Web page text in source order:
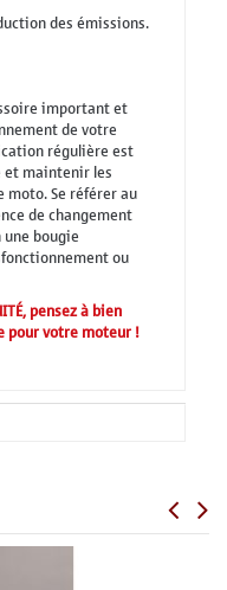
des émissions.
important et
de votre
régulière est
et maintenir les
Se référer au
de changement
bougie
ou
pensez à bien
pour votre moteur !